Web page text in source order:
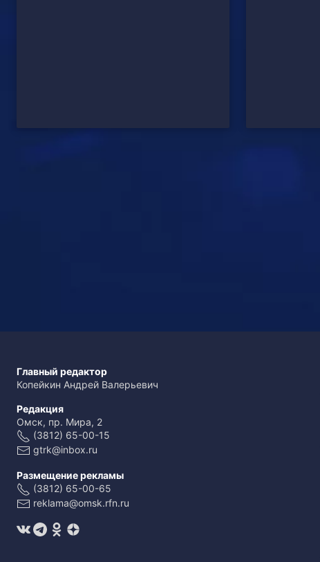
Главный редактор
Копейкин Андрей Валерьевич
Редакция
Омск, пр. Мира, 2
(3812) 65-00-15
gtrk@inbox.ru
Размещение рекламы
(3812) 65-00-65
reklama@omsk.rfn.ru